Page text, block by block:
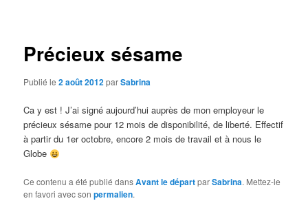
Précieux sésame
Publié le2 août 2012parSabrina
Ca y est ! J’ai signé aujourd’hui auprès de mon employeur le
précieux sésame pour 12 mois de disponibilité, de liberté. Effectif
à partir du 1er octobre, encore 2 mois de travail et à nous le
Globe
Ce contenu a été publié dansAvant le départparSabrina. Mettez-le
en favori avec sonpermalien.